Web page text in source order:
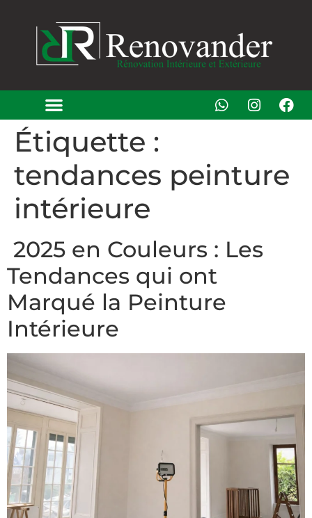
Étiquette :
tendances peinture
intérieure
2025 en Couleurs : Les
Tendances qui ont
Marqué la Peinture
Intérieure